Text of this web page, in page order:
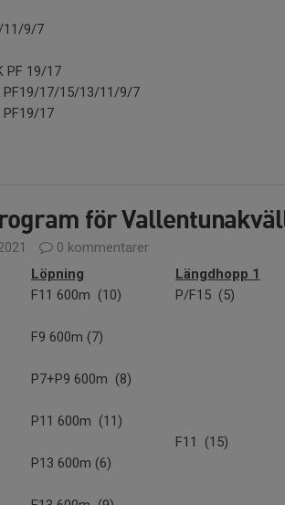
11/9/7
PF 19/17
PF19/17/15/13/11/9/7
17
för
0 kommentarer
Löpning Längdhopp 1
F11 600m (10) P/F15 (5)
F9 600m (7)
P7+P9 600m (8)
P11 600m (11)
F11 (15)
P13 600m (6)